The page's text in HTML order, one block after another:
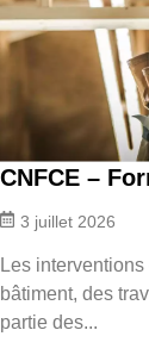
CNFCE –
3 juillet 2026
Les
bâtiment, des
partie des...